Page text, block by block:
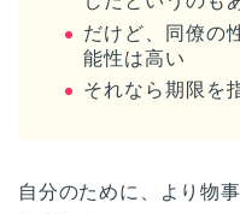
だけど、同僚の
能性は高い
それなら期限を
自分のために、より物